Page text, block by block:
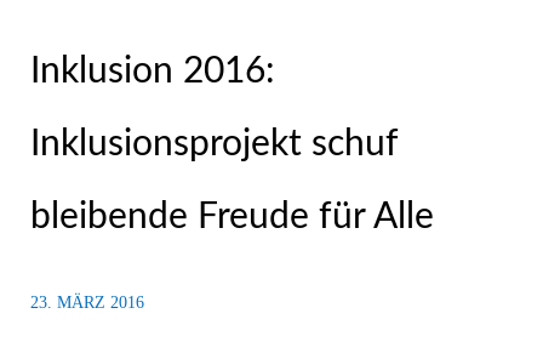
Inklusion 2016:
Inklusionsprojekt schuf
bleibende Freude für Alle
23. MÄRZ 2016